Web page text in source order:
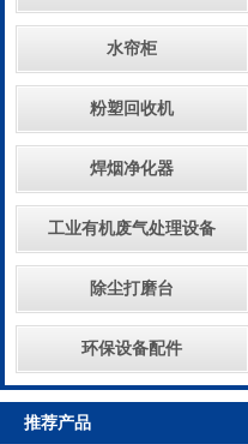
水帘柜
粉塑回收机
焊烟净化器
工业有机废气处理设备
除尘打磨台
环保设备配件
推荐产品